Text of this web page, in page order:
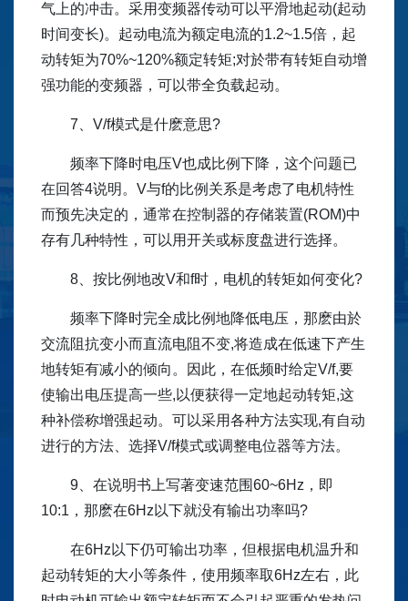
气上的冲击。采用变频器传动可以平滑地起动(起动
时间变长)。起动电流为额定电流的1.2~1.5倍，起
动转矩为70%~120%额定转矩;对於带有转矩自动增
强功能的变频器，可以带全负载起动。
7、V/f模式是什麽意思?
频率下降时电压V也成比例下降，这个问题已
在回答4说明。V与f的比例关系是考虑了电机特性
而预先决定的，通常在控制器的存储装置(ROM)中
存有几种特性，可以用开关或标度盘进行选择。
8、按比例地改V和f时，电机的转矩如何变化?
频率下降时完全成比例地降低电压，那麽由於
交流阻抗变小而直流电阻不变,将造成在低速下产生
地转矩有减小的倾向。因此，在低频时给定V/f,要
使输出电压提高一些,以便获得一定地起动转矩,这
种补偿称增强起动。可以采用各种方法实现,有自动
进行的方法、选择V/f模式或调整电位器等方法。
9、在说明书上写著变速范围60~6Hz，即
10:1，那麽在6Hz以下就没有输出功率吗?
在6Hz以下仍可输出功率，但根据电机温升和
起动转矩的大小等条件，使用频率取6Hz左右，此